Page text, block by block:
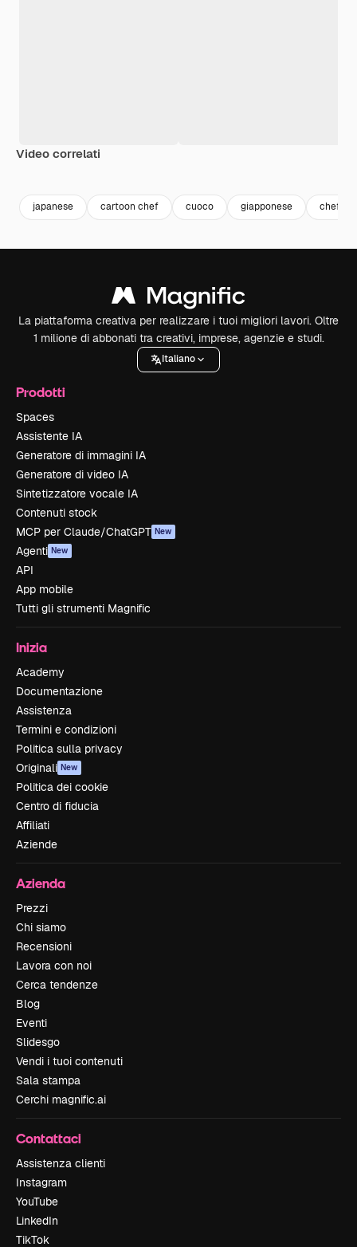
Video correlati
japanese cartoon chef cuoco giapponese chef
La piattaforma creativa per realizzare i tuoi migliori lavori. Oltre
1 milione di abbonati tra creativi, imprese, agenzie e studi.
Italiano
Prodotti
Spaces
Assistente IA
Generatore di immagini IA
Generatore di video IA
Sintetizzatore vocale IA
Contenuti stock
MCP per Claude/ChatGPT New
Agenti New
API
App mobile
Tutti gli strumenti Magnific
Inizia
Academy
Documentazione
Assistenza
Termini e condizioni
Politica sulla privacy
Originali New
Politica dei cookie
Centro di fiducia
Affiliati
Aziende
Azienda
Prezzi
Chi siamo
Recensioni
Lavora con noi
Cerca tendenze
Blog
Eventi
Slidesgo
Vendi i tuoi contenuti
Sala stampa
Cerchi magnific.ai
Contattaci
Assistenza clienti
Instagram
YouTube
LinkedIn
TikTok